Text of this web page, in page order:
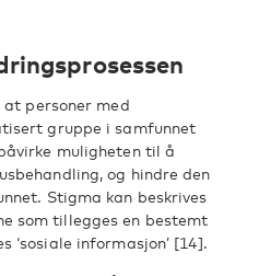
personer med
gruppe i samfunnet
muligheten til å
og hindre den
Stigma kan beskrives
som tillegges en bestemt
‘sosiale informasjon’ [14].